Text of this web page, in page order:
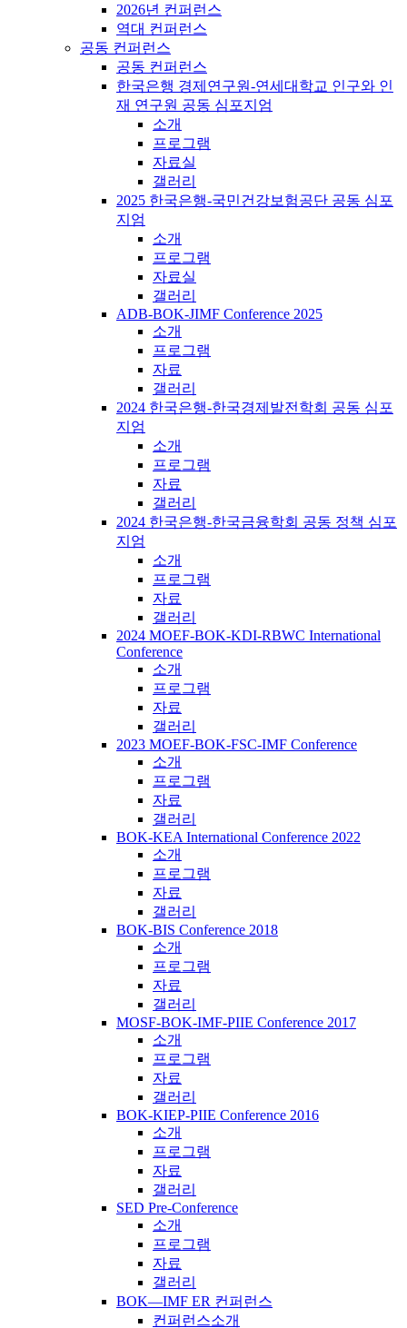
2026년 컨퍼런스
역대 컨퍼런스
공동 컨퍼런스
공동 컨퍼런스
한국은행 경제연구원-연세대학교 인구와 인
재 연구원 공동 심포지엄
소개
프로그램
자료실
갤러리
2025 한국은행-국민건강보험공단 공동 심포
지엄
소개
프로그램
자료실
갤러리
ADB-BOK-JIMF Conference 2025
소개
프로그램
자료
갤러리
2024 한국은행-한국경제발전학회 공동 심포
지엄
소개
프로그램
자료
갤러리
2024 한국은행-한국금융학회 공동 정책 심포
지엄
소개
프로그램
자료
갤러리
2024 MOEF-BOK-KDI-RBWC International
Conference
소개
프로그램
자료
갤러리
2023 MOEF-BOK-FSC-IMF Conference
소개
프로그램
자료
갤러리
BOK-KEA International Conference 2022
소개
프로그램
자료
갤러리
BOK-BIS Conference 2018
소개
프로그램
자료
갤러리
MOSF-BOK-IMF-PIIE Conference 2017
소개
프로그램
자료
갤러리
BOK-KIEP-PIIE Conference 2016
소개
프로그램
자료
갤러리
SED Pre-Conference
소개
프로그램
자료
갤러리
BOK―IMF ER 컨퍼런스
컨퍼런스소개